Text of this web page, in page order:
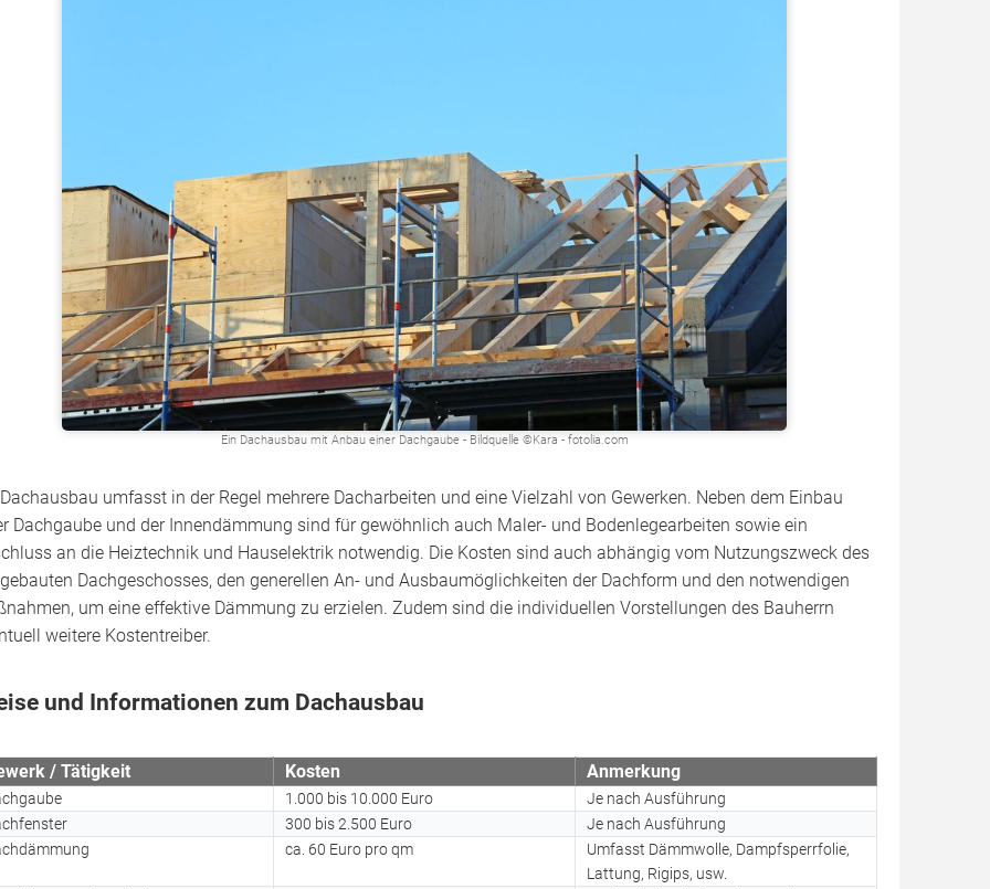
Ein Dachausbau mit Anbau einer Dachgaube - Bildquelle ©Kara - fotolia.com
umfasst in der Regel mehrere Dacharbeiten und eine Vielzahl von Gewerken. Neben dem Einbau
Dachgaube und der Innendämmung sind für gewöhnlich auch Maler- und Bodenlegearbeiten sowie ein
an die Heiztechnik und Hauselektrik notwendig. Die Kosten sind auch abhängig vom Nutzungszweck des
Dachgeschosses, den generellen An- und Ausbaumöglichkeiten der Dachform und den notwendigen
um eine effektive Dämmung zu erzielen. Zudem sind die individuellen Vorstellungen des Bauherrn
weitere Kostentreiber.
und Informationen zum Dachausbau
/ Tätigkeit Kosten Anmerkung
1.000 bis 10.000 Euro
Je nach Ausführung
300 bis 2.500 Euro
Je nach Ausführung
ca. 60 Euro pro qm
Umfasst Dämmwolle, Dampfsperrfolie,
Lattung, Rigips, usw.